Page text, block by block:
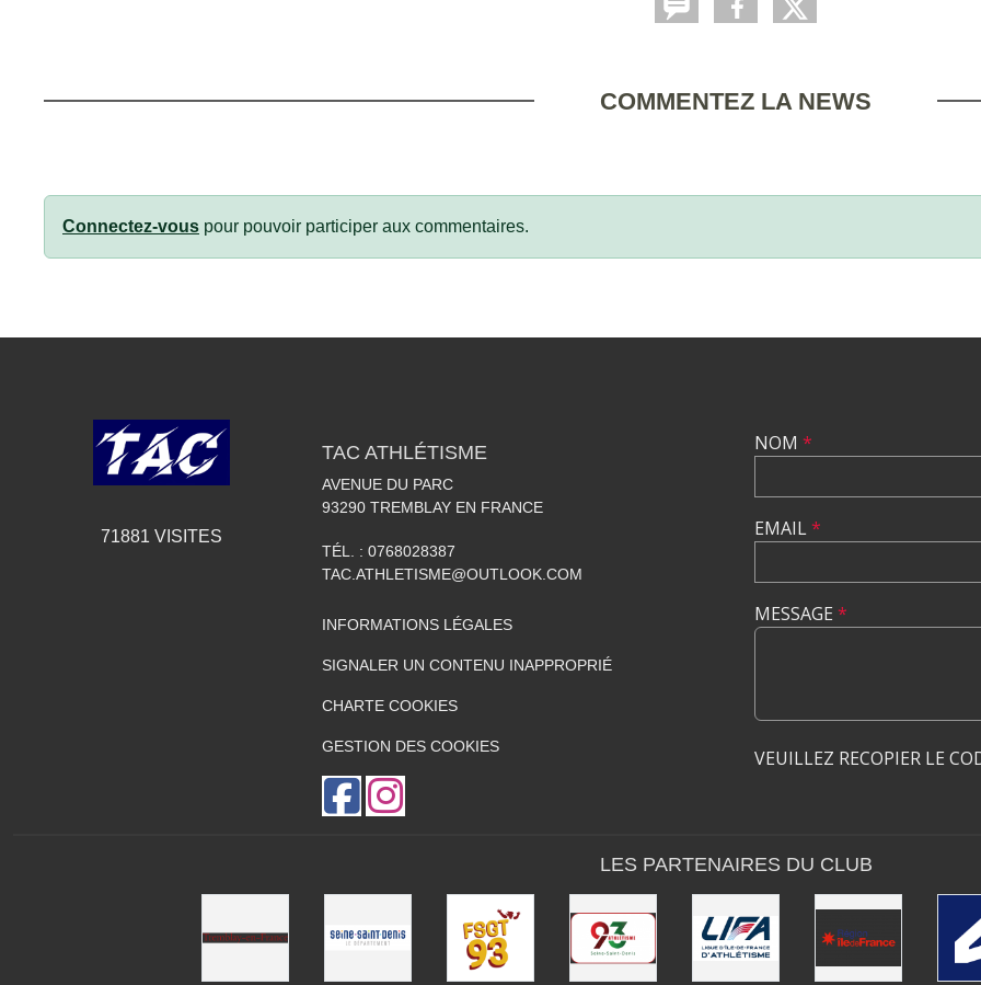
COMMENTEZ LA NEWS
Connectez-vous pour pouvoir participer aux commentaires.
71881 VISITES
TAC ATHLÉTISME
AVENUE DU PARC
93290 TREMBLAY EN FRANCE
TÉL. : 0768028387
TAC.ATHLETISME@OUTLOOK.COM
INFORMATIONS LÉGALES
SIGNALER UN CONTENU INAPPROPRIÉ
CHARTE COOKIES
GESTION DES COOKIES
NOM *
EMAIL*
MESSAGE *
VEUILLEZ RECOPIER LE
LES PARTENAIRES DU CLUB